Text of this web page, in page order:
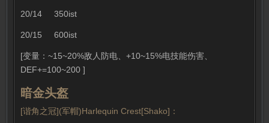
20/14 350ist
20/15 600ist
[变量：~15~20%敌人防电、+10~15%电技能伤害、
DEF+=100~200 ]
暗金头盔
[谐角之冠](军帽)Harlequin Crest[Shako]：